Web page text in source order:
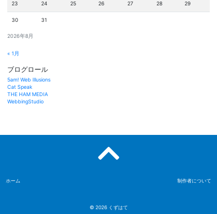
2026年8月
23 24 25 26 27 28 29
30 31
« 1月
ブログロール
5am! Web Illusions
Cat Speak
THE HAM MEDIA
WebbingStudio
ホーム 制作者について
© 2026 くずはて